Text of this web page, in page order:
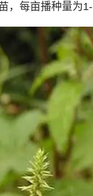
，每亩播种量为1-